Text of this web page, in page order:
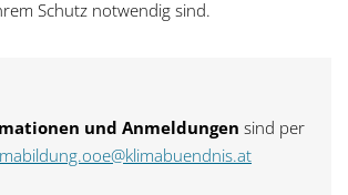
Schutz notwendig sind.
und Anmeldungen sind per